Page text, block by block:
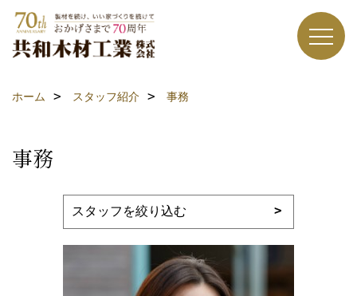
ホーム スタッフ紹介 事務
事務